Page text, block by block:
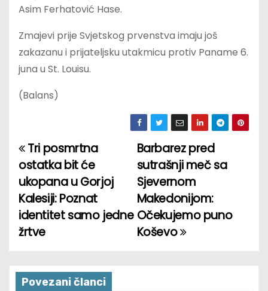
Asim Ferhatović Hase.
Zmajevi prije Svjetskog prvenstva imaju još
zakazanu i prijateljsku utakmicu protiv Paname 6.
juna u St. Louisu.
(Balans)
P
o
s
t
a
Barbarez pred
sutrašnji meč sa
Sjevernom
Makedonijom:
Očekujemo puno
Koševo
Tri posmrtna
ostatka bit će
ukopana u Gorjoj
Kalesiji: Poznat
identitet samo jedne
žrtve
Povezani članci